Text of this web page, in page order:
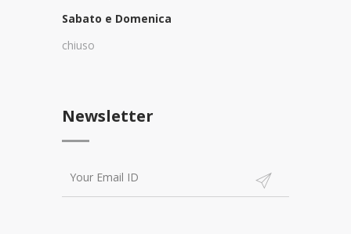
Sabato e Domenica
chiuso
Newsletter